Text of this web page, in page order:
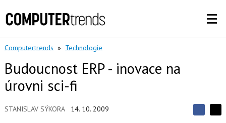
Computertrends » Technologie
Budoucnost ERP - inovace na
úrovni sci-fi
STANISLAV SÝKORA 14. 10. 2009
SS